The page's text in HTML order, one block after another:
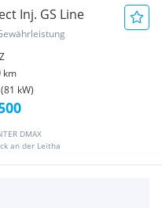
Inj. GS Line
km
(81 kW)
DMAX
an der Leitha